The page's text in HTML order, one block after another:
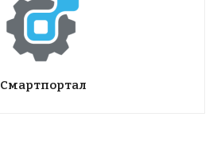
Смартпортал